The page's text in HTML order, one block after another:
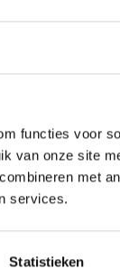
functies voor
van onze site
met
services.
Statistieken
de mogelijkheden
Fine Art poster 30x 40
€7,20